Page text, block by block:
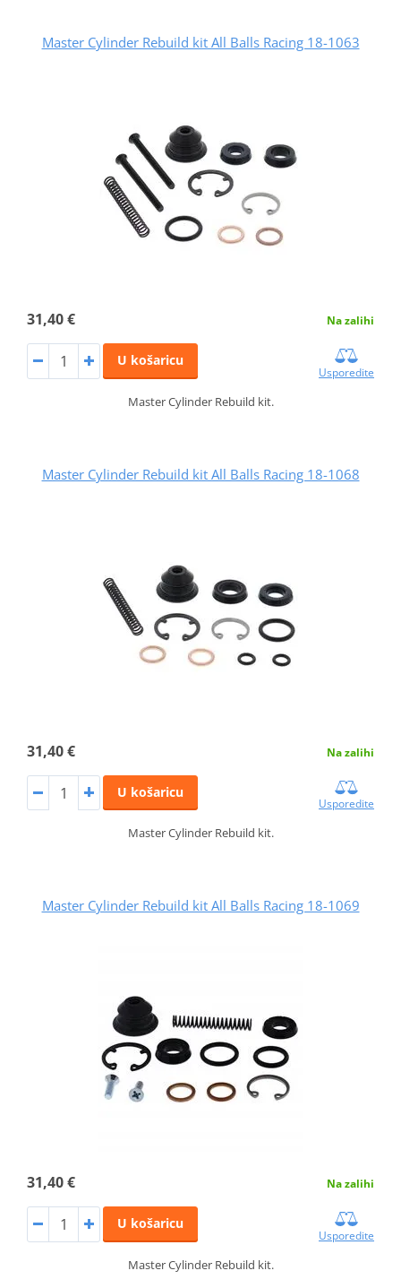
Master Cylinder Rebuild kit All Balls Racing 18-1063
31,40 € Na zalihi
U košaricu
Usporedite
Master Cylinder Rebuild kit.
Master Cylinder Rebuild kit All Balls Racing 18-1068
31,40 € Na zalihi
U košaricu
Usporedite
Master Cylinder Rebuild kit.
Master Cylinder Rebuild kit All Balls Racing 18-1069
31,40 € Na zalihi
U košaricu
Usporedite
Master Cylinder Rebuild kit.